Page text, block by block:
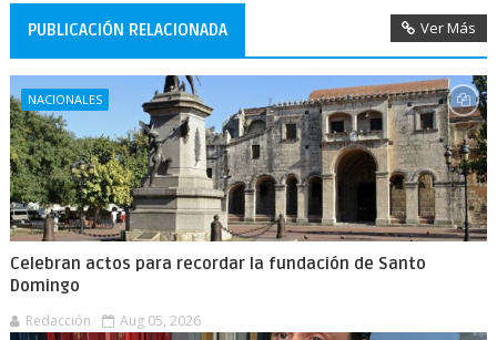
PUBLICACIÓN RELACIONADA Ver Más
NACIONALES
Celebran actos para recordar la fundación de Santo
Domingo
Redacción Aug 05, 2026